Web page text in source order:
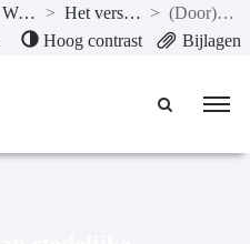
Wat willen we bereiken? > Het versterken van de ruimtelijke-economische structuur >
(Door)ontwikkelen van stedelijke innovatie districten
Hoog contrast Bijlagen